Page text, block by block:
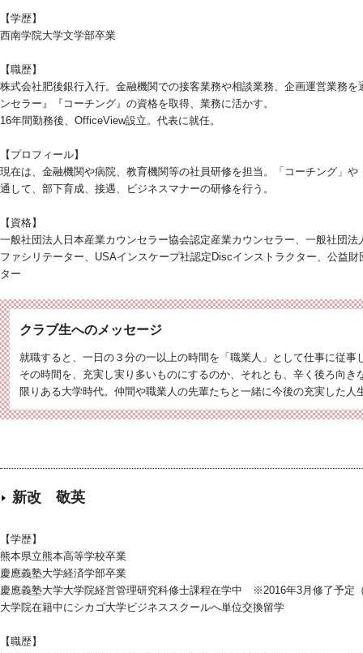
【学歴】
西南学院大学文学部卒業
【職歴】
株式会社肥後銀行入行。金融機関での接客業務や相談業務、企画運営業務
ンセラー』『コーチング』の資格を取得、業務に活かす。
16年間勤務後、OfficeView設立。代表に就任。
【プロフィール】
現在は、金融機関や病院、教育機関等の社員研修を担当。「コーチング」
通して、部下育成、接遇、ビジネスマナーの研修を行う。
【資格】
一般社団法人日本産業カウンセラー協会認定産業カウンセラー、一般社団
ファシリテーター、USAインスケープ社認定Discインストラクター、公益
ター
クラブ生へのメッセージ
就職すると、一日の３分の一以上の時間を「職業人」として仕事に従事
その時間を、充実し実り多いものにするのか、それとも、辛く後ろ向
限りある大学時代。仲間や職業人の先輩たちと一緒に今後の充実した
新改 敬英
【学歴】
熊本県立熊本高等学校卒業
慶應義塾大学経済学部卒業
慶應義塾大学大学院経営管理研究科修士課程在学中 ※2016年3月修了予定
大学院在籍中にシカゴ大学ビジネススクールへ単位交換留学
【職歴】